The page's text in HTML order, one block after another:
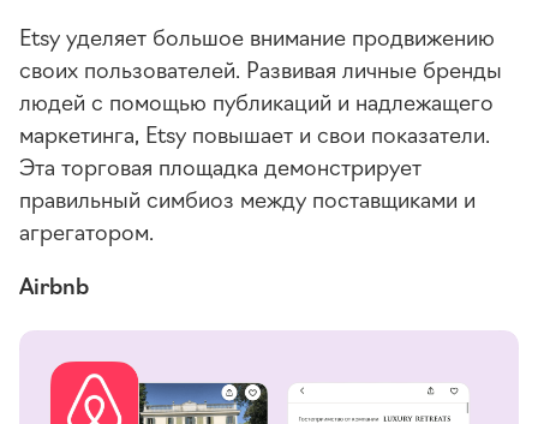
Etsy уделяет большое внимание продвижению
своих пользователей. Развивая личные бренды
людей с помощью публикаций и надлежащего
маркетинга, Etsy повышает и свои показатели.
Эта торговая площадка демонстрирует
правильный симбиоз между поставщиками и
агрегатором.
Airbnb